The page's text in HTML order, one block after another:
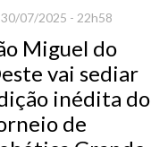
30/07/2025 - 22h58
Miguel do
vai sediar
inédita do
de